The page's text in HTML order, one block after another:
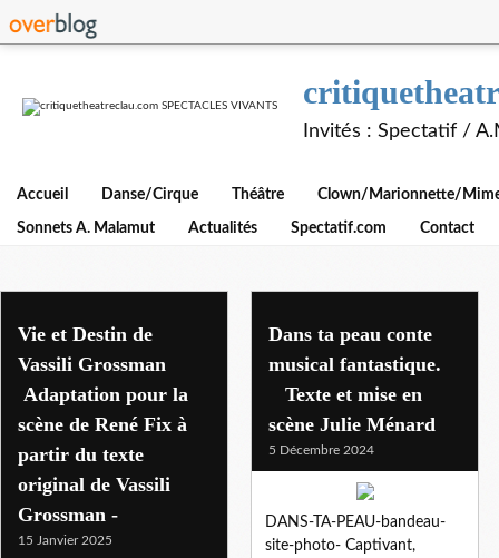
Invités : Spectatif /
Accueil Danse/Cirque Théâtre Clown/Marionnette/
Sonnets A. Malamut Actualités Spectatif.com Contact
province
Vie et Destin de
Vassili Grossman
Adaptation pour la
scène de René Fix à
partir du texte
original de Vassili
Grossman -
15 Janvier 2025
Dans ta peau conte
musical fantastique.
Texte et mise en
scène Julie Ménard
5 Décembre 2024
DANS-TA-PEAU-bandeau-
site-photo- Captivant,